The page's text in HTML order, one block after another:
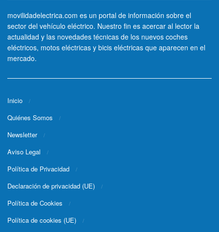
movilidadelectrica.com es un portal de información sobre el
sector del vehículo eléctrico. Nuestro fin es acercar al lector la
actualidad y las novedades técnicas de los nuevos coches
eléctricos, motos eléctricas y bicis eléctricas que aparecen en el
mercado.
Inicio
Quiénes Somos
Newsletter
Aviso Legal
Política de Privacidad
Declaración de privacidad (UE)
Política de Cookies
Política de cookies (UE)